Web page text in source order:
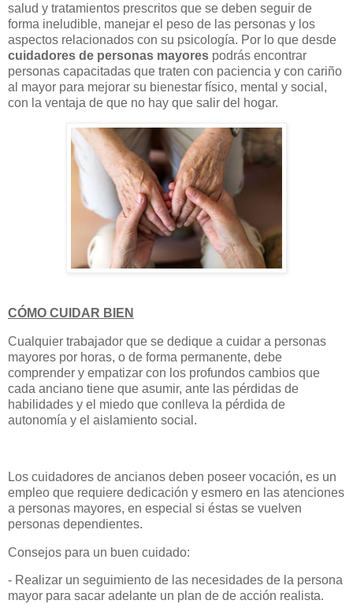
salud y tratamientos prescritos que se deben seguir de
forma ineludible, manejar el peso de las personas y los
aspectos relacionados con su psicología. Por lo que desde
cuidadores de personas mayores podrás encontrar
personas capacitadas que traten con paciencia y con cariño
al mayor para mejorar su bienestar físico, mental y social,
con la ventaja de que no hay que salir del hogar.
CÓMO CUIDAR BIEN
Cualquier trabajador que se dedique a cuidar a personas
mayores por horas, o de forma permanente, debe
comprender y empatizar con los profundos cambios que
cada anciano tiene que asumir, ante las pérdidas de
habilidades y el miedo que conlleva la pérdida de
autonomía y el aislamiento social.
Los cuidadores de ancianos deben poseer vocación, es un
empleo que requiere dedicación y esmero en las atenciones
a personas mayores, en especial si éstas se vuelven
personas dependientes.
Consejos para un buen cuidado:
- Realizar un seguimiento de las necesidades de la persona
mayor para sacar adelante un plan de de acción realista.